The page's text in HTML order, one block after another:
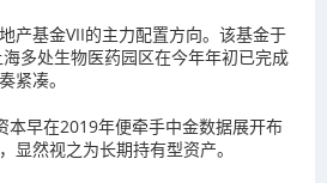
产基金VII的主力配置方向。该基金于
多处生物医药园区在今年年初已完成
紧凑。
本早在2019年便牵手中金数据展开布
显然视之为长期持有型资产。